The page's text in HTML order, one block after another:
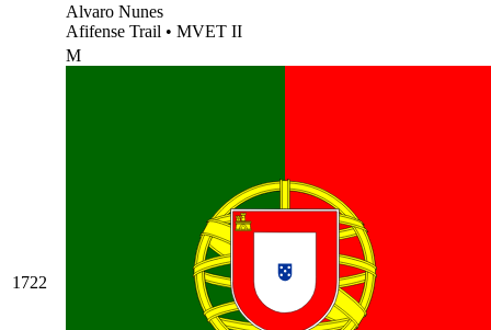
Alvaro Nunes
Afifense Trail • MVET II
1722
M